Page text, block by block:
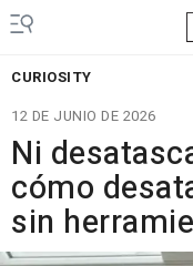
CURIOSITY
12 DE JUNIO DE 2026
Ni
cómo
sin